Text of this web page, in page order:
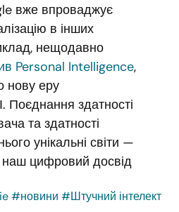
вже впроваджує
в інших
нещодавно
Personal Intelligence,
нову еру
Поєднання здатності
та здатності
унікальні світи —
наш цифровий досвід
#новини #Штучний інтелект